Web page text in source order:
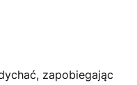
zapobiegając